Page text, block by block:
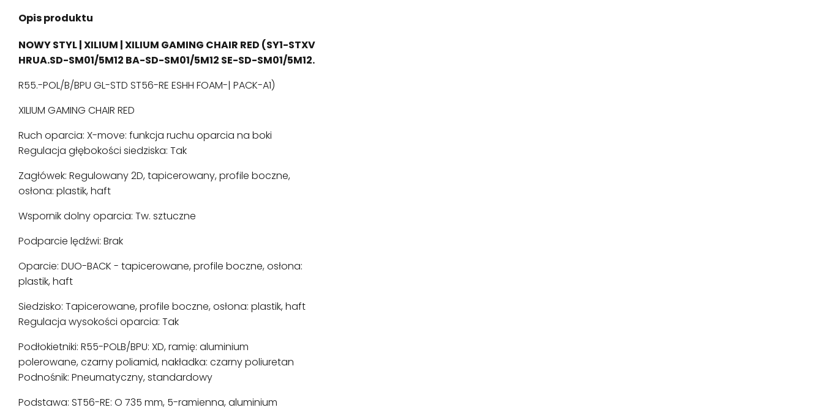
Opis produktu
NOWY STYL | XILIUM | XILIUM GAMING CHAIR RED (SY1-STXV
HRUA.SD-SM01/5M12 BA-SD-SM01/5M12 SE-SD-SM01/5M12.
R55.-POL/B/BPU GL-STD ST56-RE ESHH FOAM-| PACK-A1)
XILIUM GAMING CHAIR RED
Ruch oparcia: X-move: funkcja ruchu oparcia na boki
Regulacja głębokości siedziska: Tak
Zagłówek: Regulowany 2D, tapicerowany, profile boczne,
osłona: plastik, haft
Wspornik dolny oparcia: Tw. sztuczne
Podparcie lędźwi: Brak
Oparcie: DUO-BACK - tapicerowane, profile boczne, osłona:
plastik, haft
Siedzisko: Tapicerowane, profile boczne, osłona: plastik, haft
Regulacja wysokości oparcia: Tak
Podłokietniki: R55-POLB/BPU: XD, ramię: aluminium
polerowane, czarny poliamid, nakładka: czarny poliuretan
Podnośnik: Pneumatyczny, standardowy
Podstawa: ST56-RE: O 735 mm, 5-ramienna, aluminium